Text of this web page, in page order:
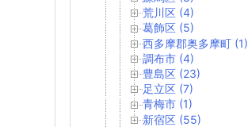
荒川区 (4)
葛飾区 (5)
西多摩郡奥多摩町 (1)
調布市 (4)
豊島区 (23)
足立区 (7)
青梅市 (1)
新宿区 (55)